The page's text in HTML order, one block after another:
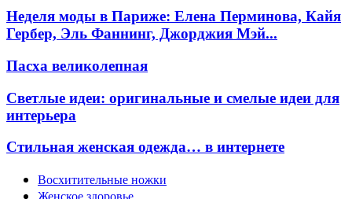
Неделя моды в Париже: Елена Перминова, Кайя
Гербер, Эль Фаннинг, Джорджия Мэй...
Пасха великолепная
Светлые идеи: оригинальные и смелые идеи для
интерьера
Стильная женская одежда… в интернете
Восхитительные ножки
Женское здоровье